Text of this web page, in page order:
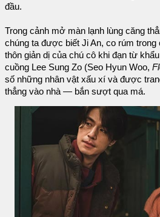
đầu.
Trong cảnh mở màn lạnh lùng căng
chúng ta được biết Ji An, co rúm trong
thôn giản dị của chú cô khi đạn từ
cuồng Lee Sung Zo (Seo Hyun Woo,
số những nhân vật xấu xí và được
thẳng vào nhà — bắn sượt qua má.